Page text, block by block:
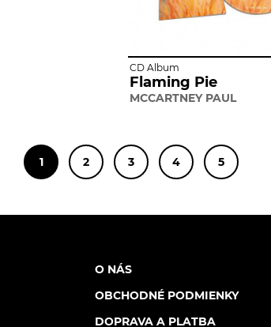
CD Album
Flaming Pie
MCCARTNEY PAUL
1 2 3 4 5
O NÁS
OBCHODNÉ PODMIENKY
DOPRAVA A PLATBA